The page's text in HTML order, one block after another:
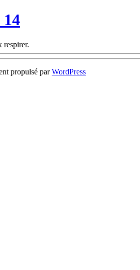
respirer.
propulsé parWordPress